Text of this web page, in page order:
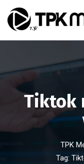
Tiktok
TPK
Tag: